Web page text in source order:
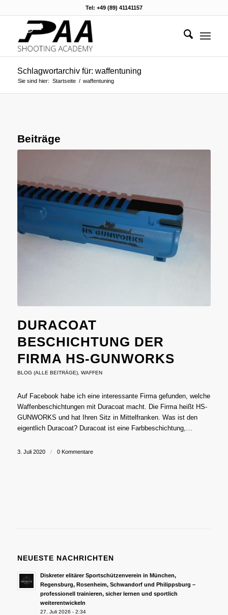
Tel: +49 (89) 41141157
Schlagwortarchiv für: waffentuning
Sie sind hier: Startseite / waffentuning
Beiträge
DURACOAT
BESCHICHTUNG DER
FIRMA HS-GUNWORKS
BLOG (ALLE BEITRÄGE), WAFFEN
Auf Facebook habe ich eine interessante Firma gefunden, welche
Waffenbeschichtungen mit Duracoat macht. Die Firma heißt HS-
GUNWORKS und hat Ihren Sitz in Mittelfranken. Was ist den
eigentlich Duracoat? Duracoat ist eine Farbbeschichtung,…
3. Juli 2020 / 0 Kommentare
NEUESTE NACHRICHTEN
Diskreter elitärer Sportschützenverein in München,
Regensburg, Rosenheim, Schwandorf und Philippsburg –
professionell trainieren, sicher lernen und sportlich
weiterentwickeln
27. Juli 2026 - 2:34